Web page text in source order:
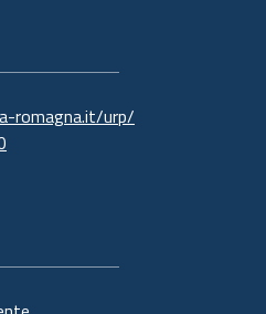
romagna.it/urp/